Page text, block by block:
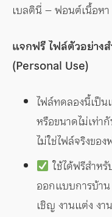
เบลตินี่ – ฟอนต์เนื้อหา
แจกฟรี ไฟล์ตัวอย่าง
(Personal Use)
ไฟล์ทดลองนี้เป็
หรือขนาดไม่เท่า
ไม่ใช่ไฟล์จริงขอ
ใช้ได้ฟรีสำห
ออกแบบการบ้า
เชิญ งานแต่ง งา